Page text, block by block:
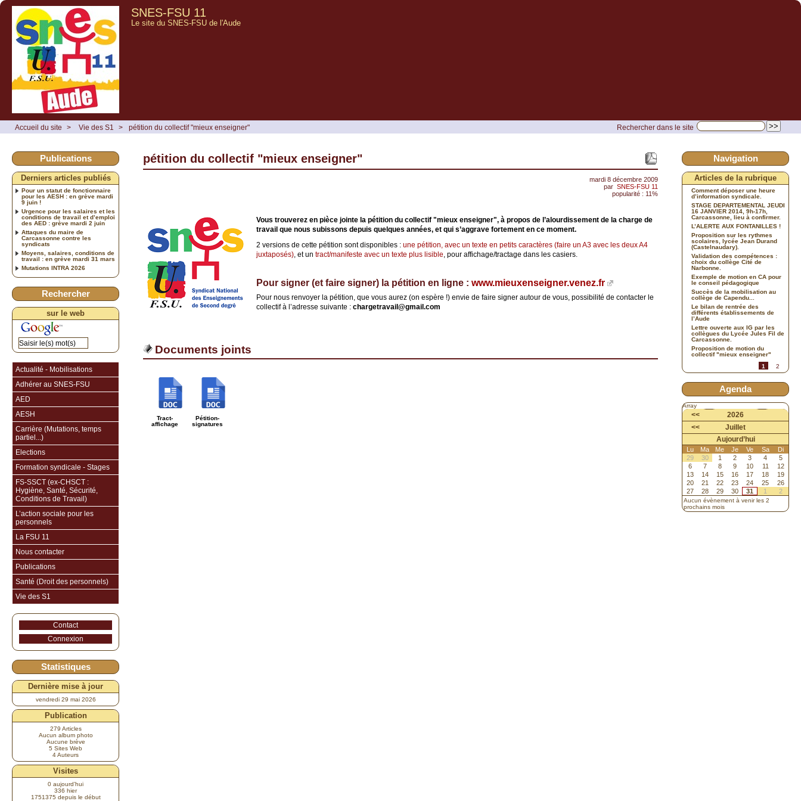
SNES-FSU 11
Le site du SNES-FSU de l'Aude
Rechercher dans le site
Accueil du site > Vie des S1 > pétition du collectif "mieux enseigner"
pétition du collectif "mieux enseigner"
mardi 8 décembre 2009
par SNES-FSU 11
popularité : 11%
Vous trouverez en pièce jointe la pétition du collectif "mieux enseigner", à propos de l’alourdissement de la charge de
travail que nous subissons depuis quelques années, et qui s’aggrave fortement en ce moment.
2 versions de cette pétition sont disponibles : une pétition, avec un texte en petits caractères (faire un A3 avec les deux A4
juxtaposés), et un tract/manifeste avec un texte plus lisible, pour affichage/tractage dans les casiers.
Pour signer (et faire signer) la pétition en ligne : www.mieuxenseigner.venez.fr
Pour nous renvoyer la pétition, que vous aurez (on espère !) envie de faire signer autour de vous, possibilité de contacter le
collectif à l’adresse suivante : chargetravail@gmail.com
Documents joints
Tract-
affichage
Pétition-
signatures
Publications
Derniers articles publiés
Pour un statut de fonctionnaire
pour les AESH : en grève mardi
9 juin !
Urgence pour les salaires et les
conditions de travail et d’emploi
des AED : grève mardi 2 juin
Attaques du maire de
Carcassonne contre les
syndicats
Moyens, salaires, conditions de
travail : en grève mardi 31 mars
Mutations INTRA 2026
Rechercher
sur le web
Actualité - Mobilisations
Adhérer au SNES-FSU
AED
AESH
Carrière (Mutations, temps
partiel...)
Elections
Formation syndicale - Stages
FS-SSCT (ex-CHSCT :
Hygiène, Santé, Sécurité,
Conditions de Travail)
L’action sociale pour les
personnels
La FSU 11
Nous contacter
Publications
Santé (Droit des personnels)
Vie des S1
Contact
Connexion
Statistiques
Dernière mise à jour
vendredi 29 mai 2026
Publication
279 Articles
Aucun album photo
Aucune brève
5 Sites Web
4 Auteurs
Visites
0 aujourd’hui
336 hier
1751375 depuis le début
Navigation
Articles de la rubrique
Comment déposer une heure
d’information syndicale.
STAGE DEPARTEMENTAL JEUDI
16 JANVIER 2014, 9h-17h,
Carcassonne, lieu à confirmer.
L’ALERTE AUX FONTANILLES !
Proposition sur les rythmes
scolaires, lycée Jean Durand
(Castelnaudary).
Validation des compétences :
choix du collège Cité de
Narbonne.
Exemple de motion en CA pour
le conseil pédagogique
Succès de la mobilisation au
collège de Capendu...
Le bilan de rentrée des
différents établissements de
l’Aude
Lettre ouverte aux IG par les
collègues du Lycée Jules Fil de
Carcassonne.
Proposition de motion du
collectif "mieux enseigner"
1
2
Agenda
Array
<<
2026
<<
Juillet
Aujourd’hui
Lu Ma Me Je Ve Sa
Di
29
30 1 2 3 4
5
6
7 8 9 10 11
12
13
14 15 16 17 18
19
20
21 22 23 24 25
26
27
28 29 30 31 1 2
Aucun évènement à venir les 2
prochains mois